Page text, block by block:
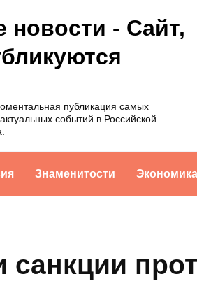
- Сайт,
публикация самых
событий в Российской
Знаменитости Экономика